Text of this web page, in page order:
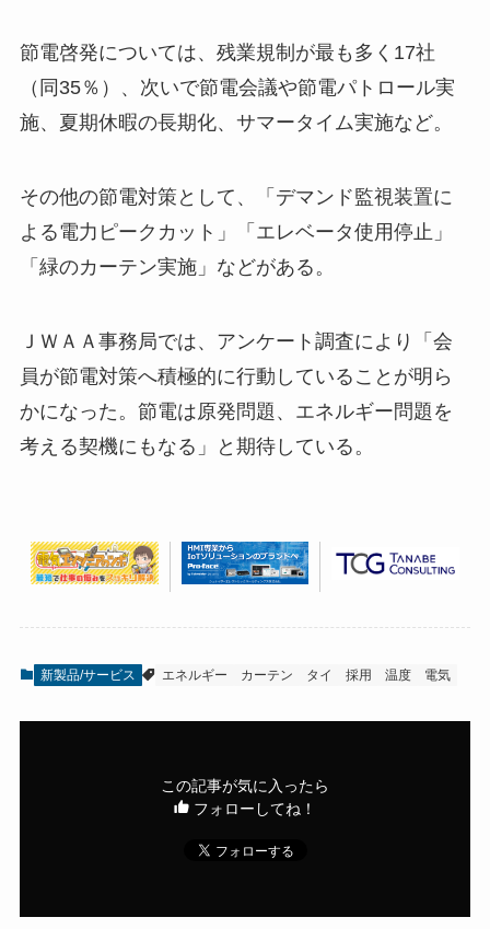
節電啓発については、残業規制が最も多く17社
（同35％）、次いで節電会議や節電パトロール実
施、夏期休暇の長期化、サマータイム実施など。
その他の節電対策として、「デマンド監視装置に
よる電力ピークカット」「エレベータ使用停止」
「緑のカーテン実施」などがある。
ＪＷＡＡ事務局では、アンケート調査により「会
員が節電対策へ積極的に行動していることが明ら
かになった。節電は原発問題、エネルギー問題を
考える契機にもなる」と期待している。
新製品/サービス エネルギー カーテン タイ 採用 温度 電気
この記事が気に入ったら
フォローしてね！